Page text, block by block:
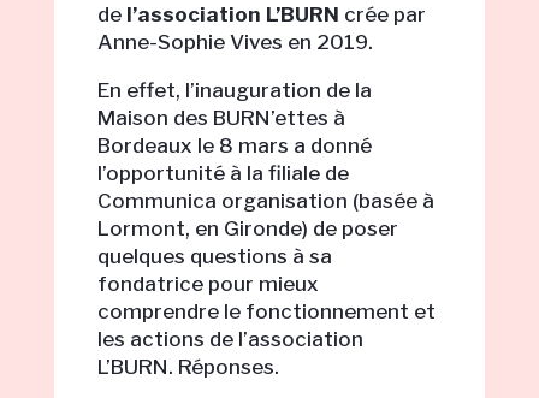
de l’association L’BURN crée par
Anne-Sophie Vives en 2019.
En effet, l’inauguration de la
Maison des BURN’ettes à
Bordeaux le 8 mars a donné
l’opportunité à la filiale de
Communica organisation (basée à
Lormont, en Gironde) de poser
quelques questions à sa
fondatrice pour mieux
comprendre le fonctionnement et
les actions de l’association
L’BURN. Réponses.